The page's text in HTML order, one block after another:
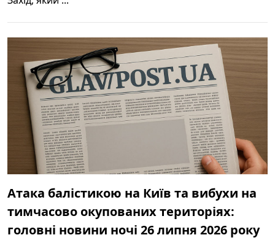
Атака балістикою на Київ та вибухи на
тимчасово окупованих територіях:
головні новини ночі 26 липня 2026 року